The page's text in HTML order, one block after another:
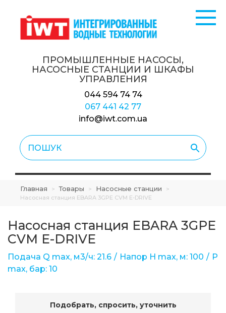
ПРОМЫШЛЕННЫЕ НАСОСЫ,
НАСОСНЫЕ СТАНЦИИ И ШКАФЫ
УПРАВЛЕНИЯ
044 594 74 74
067 441 42 77
info@iwt.com.ua
Главная > Товары > Насосные станции
>
Насосная станция EBARA 3GPE CVM E-DRIVE
Насосная станция EBARA 3GPE
CVM E-DRIVE
Подача Q max, м3/ч: 21.6 Напор Н max, м: 100
Р
max, бар: 10
Подобрать, спросить, уточнить